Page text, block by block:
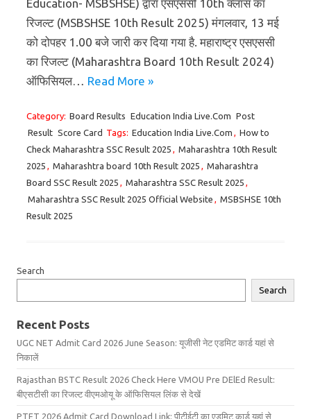
Education- MSBSHSE) द्वारा एसएससी 10th क्लास का
रिजल्ट (MSBSHSE 10th Result 2025) मंगलवार, 13 मई
को दोपहर 1.00 बजे जारी कर दिया गया है. महाराष्ट्र एसएससी
का रिजल्ट (Maharashtra Board 10th Result 2024)
ऑफिसियल… Read More »
Category: Board Results Education India Live.Com Post
Result Score Card Tags: Education India Live.Com , How to
Check Maharashtra SSC Result 2025 , Maharashtra 10th Result
2025 , Maharashtra board 10th Result 2025 , Maharashtra
Board SSC Result 2025 , Maharashtra SSC Result 2025 ,
Maharashtra SSC Result 2025 Official Website , MSBSHSE 10th
Result 2025
Search
Search
Recent Posts
UGC NET Admit Card 2026 June Season: यूजीसी नेट एडमिट कार्ड यहां से
निकालें
Rajasthan BSTC Result 2026 Check Here VMOU Pre DElEd Result:
बीएसटीसी का रिजल्ट वीएमओयू के ऑफिसियल लिंक से देखें
PTET 2026 Admit Card Download Link: पीटीईटी का एडमिट कार्ड यहां से